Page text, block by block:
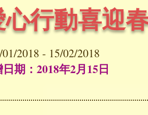
心行動喜迎
2018 - 15/02/2018
期：2018年2月15日